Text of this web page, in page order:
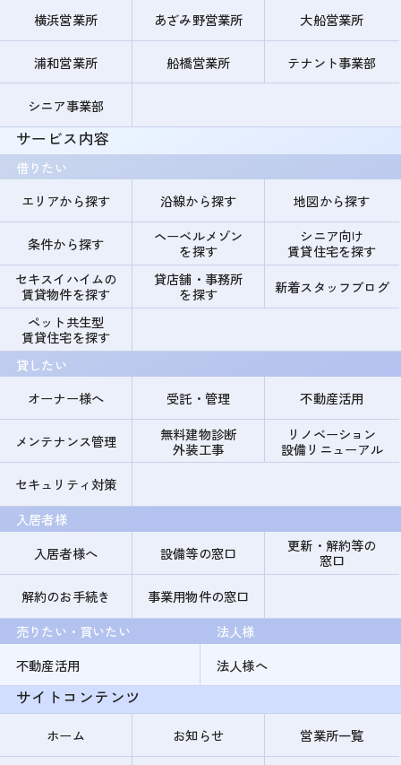
横浜営業所 あざみ野営業所 大船営業所
浦和営業所 船橋営業所 テナント事業部
シニア事業部
サービス内容
借りたい
エリアから探す
沿線から探す 地図から探す
条件から探す
ヘーベルメゾン
を探す
シニア向け
賃貸住宅を探す
セキスイハイムの
賃貸物件を探す
貸店舗・事務所
を探す
新着スタッフブログ
ペット共生型
賃貸住宅を探す
貸したい
オーナー様へ
受託・管理 不動産活用
メンテナンス管理
無料建物診断
外装工事
リノベーション
設備リニューアル
セキュリティ対策
入居者様
入居者様へ
設備等の窓口
更新・解約等の
窓口
解約のお手続き
事業用物件の窓口
売りたい・買いたい
不動産活用
法人様
法人様へ
サイトコンテンツ
ホーム お知らせ 営業所一覧